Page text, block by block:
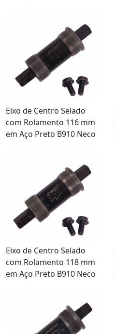
Eixo de Centro Selado
com Rolamento 116 mm
em Aço Preto B910 Neco
Eixo de Centro Selado
com Rolamento 118 mm
em Aço Preto B910 Neco